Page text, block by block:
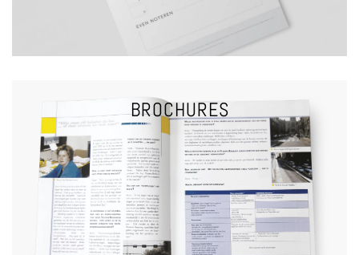
BROCHURES
BROCHURES
VRAAG EEN OFFERTE